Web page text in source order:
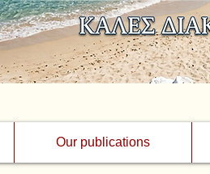
Our publications